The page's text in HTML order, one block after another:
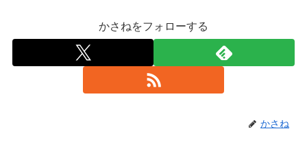
かさねをフォローする
かさね